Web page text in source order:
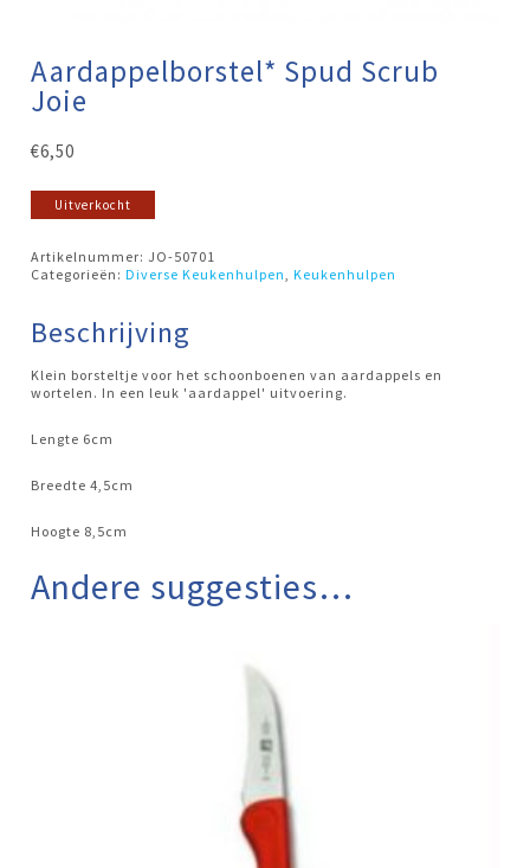
Aardappelborstel* Spud Scrub
Joie
€6,50
Uitverkocht
Artikelnummer: JO-50701
Categorieën:Diverse Keukenhulpen ,Keukenhulpen
Beschrijving
Klein borsteltje voor het schoonboenen van aardappels en
wortelen. In een leuk 'aardappel' uitvoering.
Lengte 6cm
Breedte 4,5cm
Hoogte 8,5cm
Andere suggesties…